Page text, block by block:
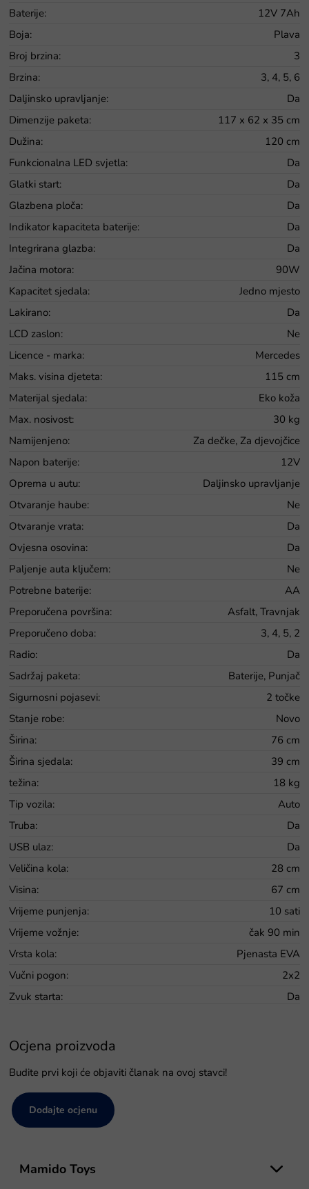
Baterije:
12V 7Ah
Boja:
Plava
Broj brzina:
3
Brzina:
3, 4, 5, 6
Daljinsko upravljanje:
Da
Dimenzije paketa:
117 x 62 x 35 cm
Dužina:
120 cm
Funkcionalna LED svjetla:
Da
Glatki start:
Da
Glazbena ploča:
Da
Indikator kapaciteta baterije:
Da
Integrirana glazba:
Da
Jačina motora:
90W
Kapacitet sjedala:
Jedno mjesto
Lakirano:
Da
LCD zaslon:
Ne
Licence - marka:
Mercedes
Maks. visina djeteta:
115 cm
Materijal sjedala:
Eko koža
Max. nosivost:
30 kg
Namijenjeno:
Za dečke, Za djevojčice
Napon baterije:
12V
Oprema u autu:
Daljinsko upravljanje
Otvaranje haube:
Ne
Otvaranje vrata:
Da
Ovjesna osovina:
Da
Paljenje auta ključem:
Ne
Potrebne baterije:
AA
Preporučena površina:
Asfalt, Travnjak
Preporučeno doba:
3, 4, 5, 2
Radio:
Da
Sadržaj paketa:
Baterije, Punjač
Sigurnosni pojasevi:
2 točke
Stanje robe:
Novo
Širina:
76 cm
Širina sjedala:
39 cm
težina:
18 kg
Tip vozila:
Auto
Truba:
Da
USB ulaz:
Da
Veličina kola:
28 cm
Visina:
67 cm
Vrijeme punjenja:
10 sati
Vrijeme vožnje:
čak 90 min
Vrsta kola:
Pjenasta EVA
Vučni pogon:
2x2
Zvuk starta: Da
Ocjena proizvoda
Budite prvi koji će objaviti članak na ovoj stavci!
Dodajte ocjenu
Mamido Toys